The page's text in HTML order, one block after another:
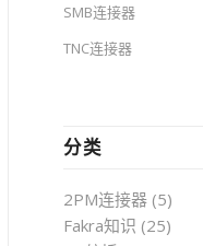
SMB连接器
TNC连接器
分类
2PM连接器 (5)
Fakra知识 (25)